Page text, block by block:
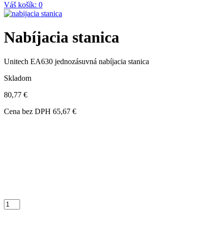
Váš košík: 0
Nabíjacia stanica
Unitech EA630 jednozásuvná nabíjacia stanica
Skladom
80,77 €
Cena bez DPH 65,67 €
množstvo
Nabíjacia